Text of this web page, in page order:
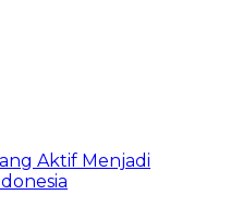
Aktif Menjadi